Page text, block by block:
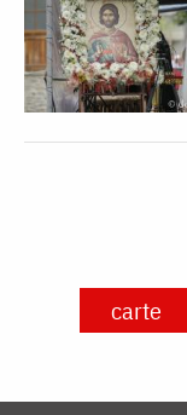
carte